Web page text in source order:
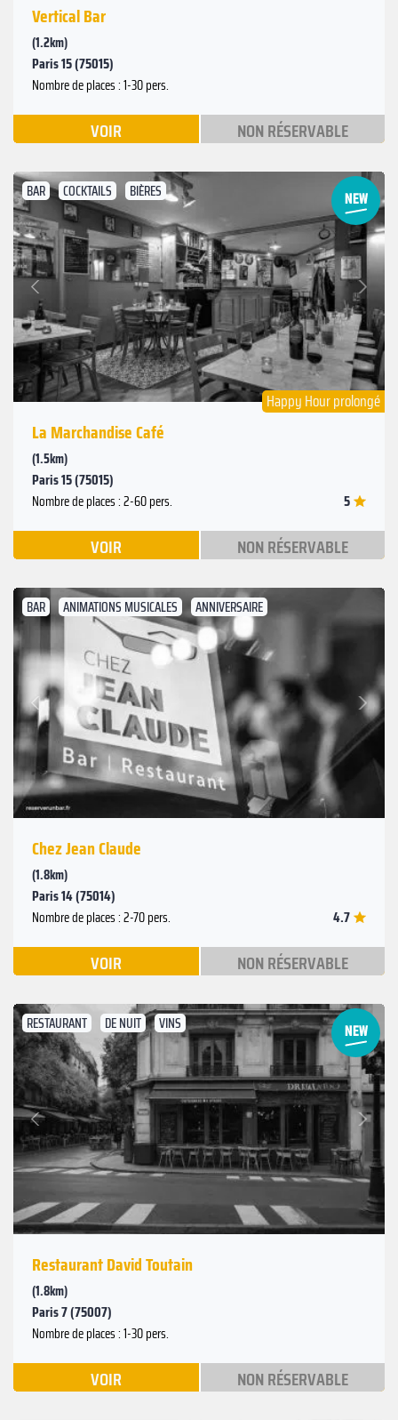
Vertical Bar
(1.2km)
Paris 15 (75015)
Nombre de places : 1-30 pers.
VOIR NON RÉSERVABLE
BAR COCKTAILS BIÈRES
Précédent
Suivant
Happy Hour prolongé
La Marchandise Café
(1.5km)
Paris 15 (75015)
Nombre de places : 2-60 pers. 5
VOIR NON RÉSERVABLE
BAR ANIMATIONS MUSICALES ANNIVERSAIRE
Précédent
Suivant
Chez Jean Claude
(1.8km)
Paris 14 (75014)
Nombre de places : 2-70 pers. 4.7
VOIR NON RÉSERVABLE
RESTAURANT DE NUIT VINS
Précédent
Suivant
Restaurant David Toutain
(1.8km)
Paris 7 (75007)
Nombre de places : 1-30 pers.
VOIR NON RÉSERVABLE